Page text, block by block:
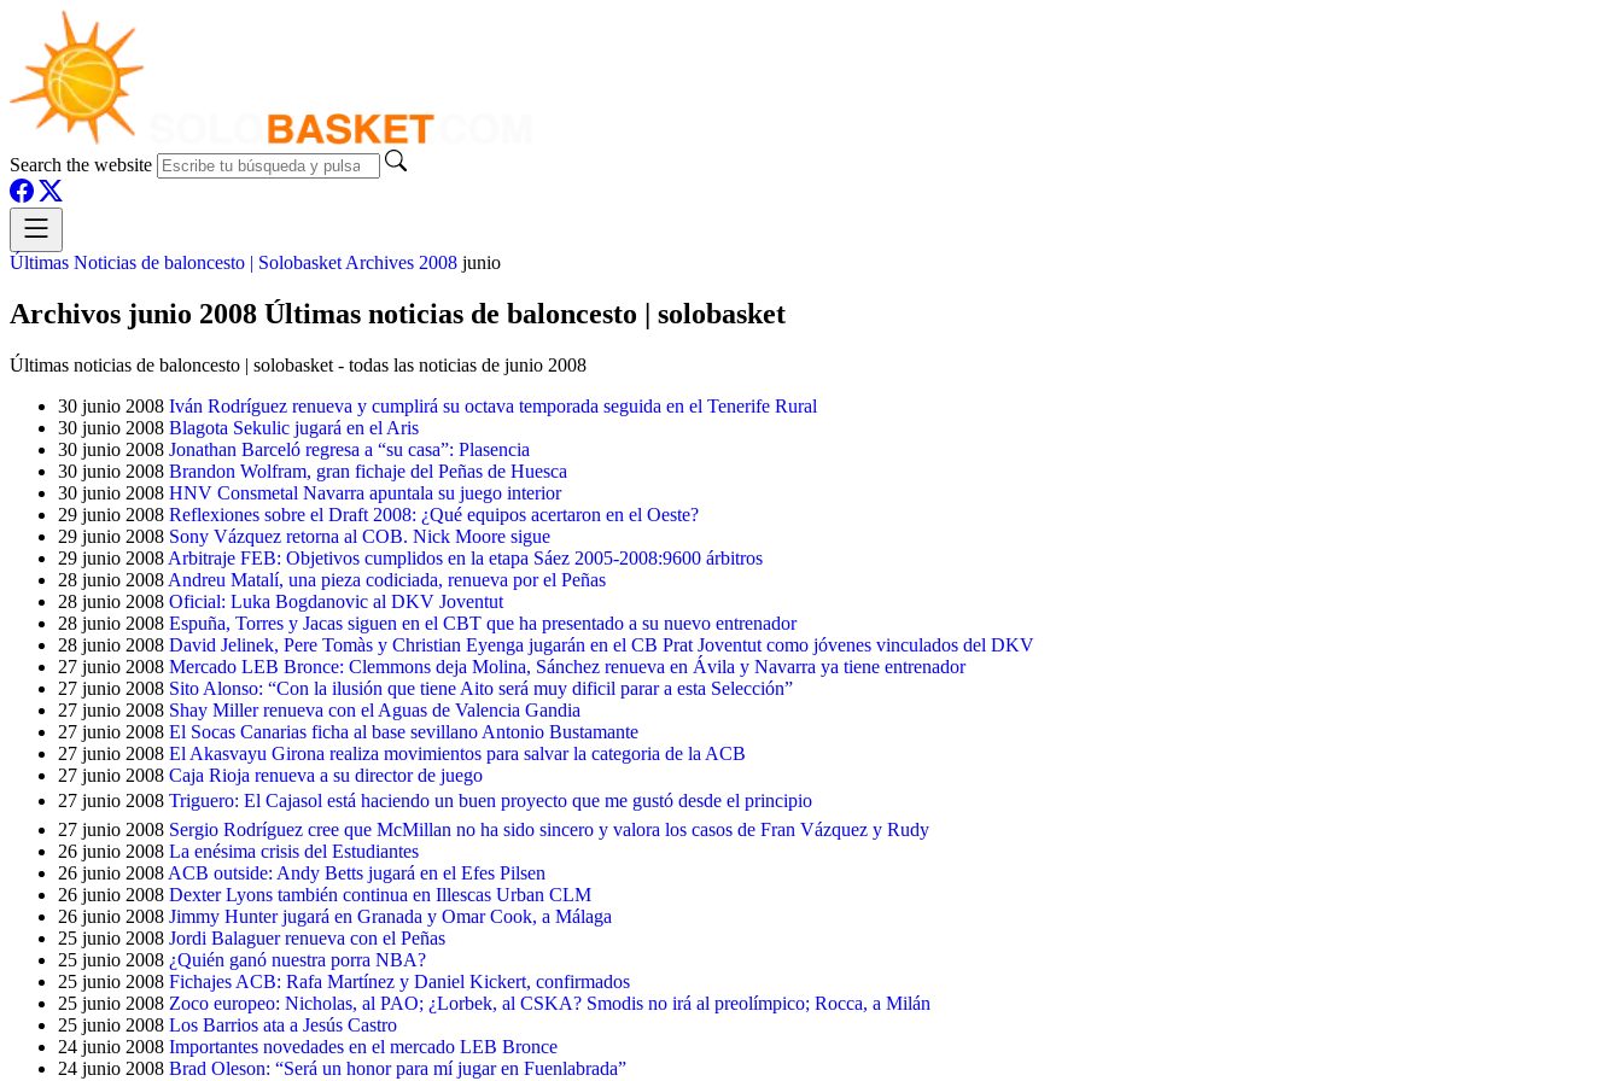
Search the website
Últimas Noticias de baloncesto | Solobasket Archives 2008 junio
Archivos junio 2008 Últimas noticias de baloncesto | solobasket
Últimas noticias de baloncesto | solobasket - todas las noticias de junio 2008
30 junio 2008 Iván Rodríguez renueva y cumplirá su octava temporada seguida en el Tenerife Rural
30 junio 2008 Blagota Sekulic jugará en el Aris
30 junio 2008 Jonathan Barceló regresa a “su casa”: Plasencia
30 junio 2008 Brandon Wolfram, gran fichaje del Peñas de Huesca
30 junio 2008 HNV Consmetal Navarra apuntala su juego interior
29 junio 2008 Reflexiones sobre el Draft 2008: ¿Qué equipos acertaron en el Oeste?
29 junio 2008 Sony Vázquez retorna al COB. Nick Moore sigue
29 junio 2008 Arbitraje FEB: Objetivos cumplidos en la etapa Sáez 2005-2008:9600 árbitros
28 junio 2008 Andreu Matalí, una pieza codiciada, renueva por el Peñas
28 junio 2008 Oficial: Luka Bogdanovic al DKV Joventut
28 junio 2008 Espuña, Torres y Jacas siguen en el CBT que ha presentado a su nuevo entrenador
28 junio 2008 David Jelinek, Pere Tomàs y Christian Eyenga jugarán en el CB Prat Joventut como jóvenes vinculados del DKV
27 junio 2008 Mercado LEB Bronce: Clemmons deja Molina, Sánchez renueva en Ávila y Navarra ya tiene entrenador
27 junio 2008 Sito Alonso: “Con la ilusión que tiene Aito será muy dificil parar a esta Selección”
27 junio 2008 Shay Miller renueva con el Aguas de Valencia Gandia
27 junio 2008 El Socas Canarias ficha al base sevillano Antonio Bustamante
27 junio 2008 El Akasvayu Girona realiza movimientos para salvar la categoria de la ACB
27 junio 2008 Caja Rioja renueva a su director de juego
27 junio 2008 Triguero: El Cajasol está haciendo un buen proyecto que me gustó desde el principio
27 junio 2008 Sergio Rodríguez cree que McMillan no ha sido sincero y valora los casos de Fran Vázquez y Rudy
26 junio 2008 La enésima crisis del Estudiantes
26 junio 2008 ACB outside: Andy Betts jugará en el Efes Pilsen
26 junio 2008 Dexter Lyons también continua en Illescas Urban CLM
26 junio 2008 Jimmy Hunter jugará en Granada y Omar Cook, a Málaga
25 junio 2008 Jordi Balaguer renueva con el Peñas
25 junio 2008 ¿Quién ganó nuestra porra NBA?
25 junio 2008 Fichajes ACB: Rafa Martínez y Daniel Kickert, confirmados
25 junio 2008 Zoco europeo: Nicholas, al PAO; ¿Lorbek, al CSKA? Smodis no irá al preolímpico; Rocca, a Milán
25 junio 2008 Los Barrios ata a Jesús Castro
24 junio 2008 Importantes novedades en el mercado LEB Bronce
24 junio 2008 Brad Oleson: “Será un honor para mí jugar en Fuenlabrada”